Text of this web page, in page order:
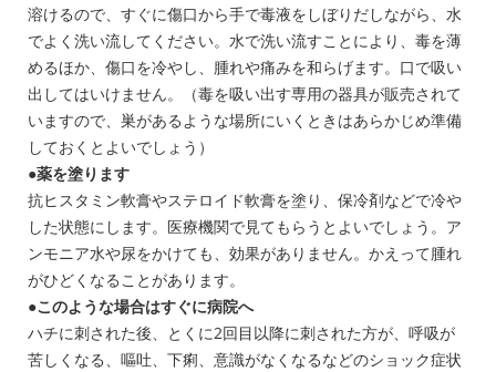
溶けるので、すぐに傷口から手で毒液をしぼりだしながら、水
でよく洗い流してください。水で洗い流すことにより、毒を薄
めるほか、傷口を冷やし、腫れや痛みを和らげます。口で吸い
出してはいけません。（毒を吸い出す専用の器具が販売されて
いますので、巣があるような場所にいくときはあらかじめ準備
しておくとよいでしょう）
●薬を塗ります
抗ヒスタミン軟膏やステロイド軟膏を塗り、保冷剤などで冷や
した状態にします。医療機関で見てもらうとよいでしょう。ア
ンモニア水や尿をかけても、効果がありません。かえって腫れ
がひどくなることがあります。
●このような場合はすぐに病院へ
ハチに刺された後、とくに2回目以降に刺された方が、呼吸が
苦しくなる、嘔吐、下痢、意識がなくなるなどのショック症状